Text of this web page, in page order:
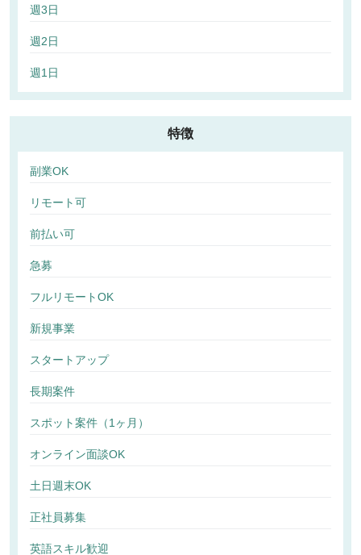
週3日
週2日
週1日
特徴
副業OK
リモート可
前払い可
急募
フルリモートOK
新規事業
スタートアップ
長期案件
スポット案件（1ヶ月）
オンライン面談OK
土日週末OK
正社員募集
英語スキル歓迎